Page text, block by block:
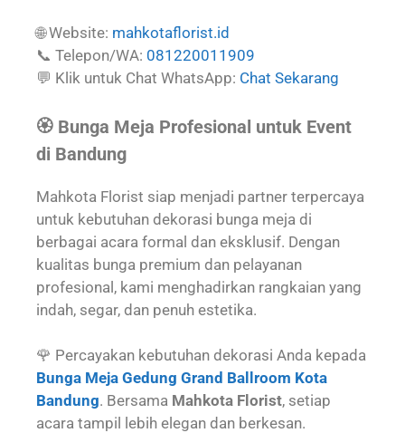
🌐 Website: mahkotaflorist.id
📞 Telepon/WA: 081220011909
💬 Klik untuk Chat WhatsApp: Chat Sekarang
🏵️ Bunga Meja Profesional untuk Event
di Bandung
Mahkota Florist siap menjadi partner terpercaya
untuk kebutuhan dekorasi bunga meja di
berbagai acara formal dan eksklusif. Dengan
kualitas bunga premium dan pelayanan
profesional, kami menghadirkan rangkaian yang
indah, segar, dan penuh estetika.
🌹 Percayakan kebutuhan dekorasi Anda kepada
Bunga Meja Gedung Grand Ballroom Kota
Bandung. Bersama Mahkota Florist, setiap
acara tampil lebih elegan dan berkesan.